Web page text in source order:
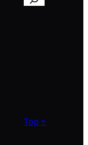
Top ↑